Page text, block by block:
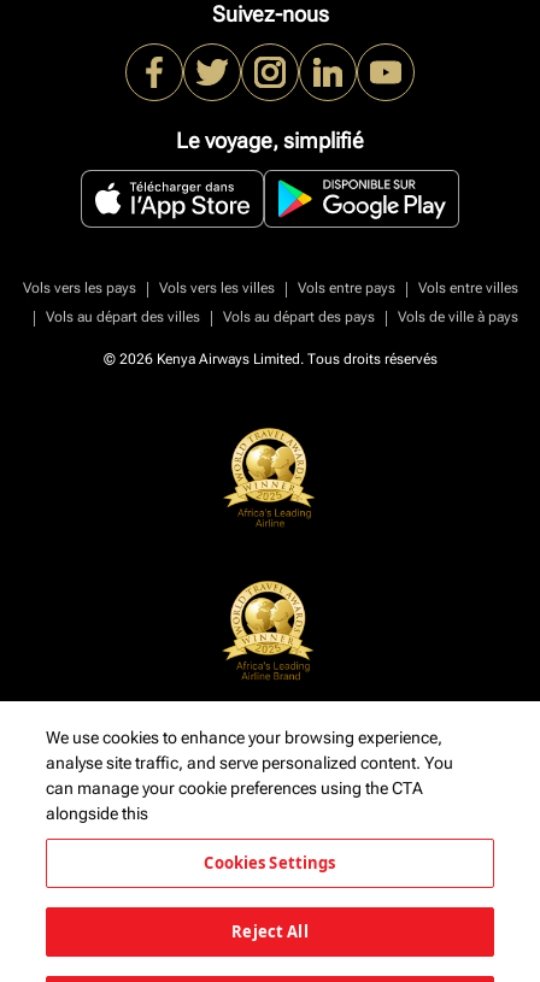
Suivez-nous
Le voyage, simplifié
Vols vers les pays | Vols vers les villes | Vols entre pays |
Vols entre villes
|
Vols au départ des villes | Vols au départ des pays | Vols de ville à pays
© 2026 Kenya Airways Limited. Tous droits réservés
We use cookies to enhance your browsing experience,
analyse site traffic, and serve personalized content. You
can manage your cookie preferences using the CTA
alongside this
Cookies Settings
Reject All